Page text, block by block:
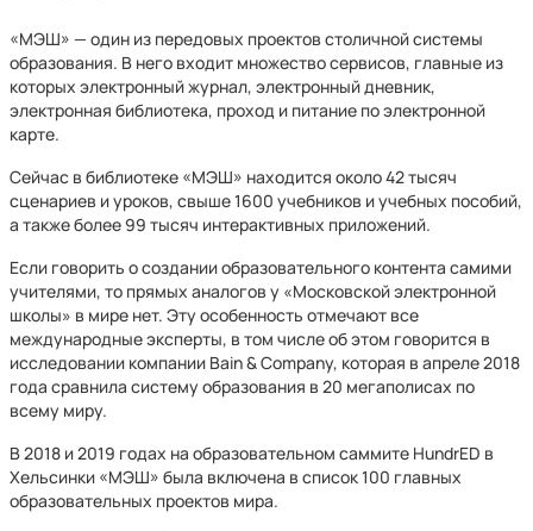
«МЭШ» — один из передовых проектов столичной системы
образования. В него входит множество сервисов, главные из
которых электронный журнал, электронный дневник,
электронная библиотека, проход и питание по электронной
карте.
Сейчас в библиотеке «МЭШ» находится около 42 тысяч
сценариев и уроков, свыше 1600 учебников и учебных пособий,
а также более 99 тысяч интерактивных приложений.
Если говорить о создании образовательного контента самими
учителями, то прямых аналогов у «Московской электронной
школы» в мире нет. Эту особенность отмечают все
международные эксперты, в том числе об этом говорится в
исследовании компании Bain & Company, которая в апреле 2018
года сравнила систему образования в 20 мегаполисах по
всему миру.
В 2018 и 2019 годах на образовательном саммите HundrED в
Хельсинки «МЭШ» была включена в список 100 главных
образовательных проектов мира.